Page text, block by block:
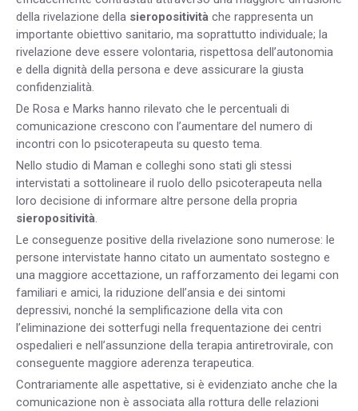
della rivelazione della sieropositività che rappresenta un
importante obiettivo sanitario, ma soprattutto individuale; la
rivelazione deve essere volontaria, rispettosa dell’autonomia
e della dignità della persona e deve assicurare la giusta
confidenzialità.
De Rosa e Marks hanno rilevato che le percentuali di
comunicazione crescono con l’aumentare del numero di
incontri con lo psicoterapeuta su questo tema.
Nello studio di Maman e colleghi sono stati gli stessi
intervistati a sottolineare il ruolo dello psicoterapeuta nella
loro decisione di informare altre persone della propria
sieropositività.
Le conseguenze positive della rivelazione sono numerose: le
persone intervistate hanno citato un aumentato sostegno e
una maggiore accettazione, un rafforzamento dei legami con
familiari e amici, la riduzione dell’ansia e dei sintomi
depressivi, nonché la semplificazione della vita con
l’eliminazione dei sotterfugi nella frequentazione dei centri
ospedalieri e nell’assunzione della terapia antiretrovirale, con
conseguente maggiore aderenza terapeutica.
Contrariamente alle aspettative, si è evidenziato anche che la
comunicazione non è associata alla rottura delle relazioni